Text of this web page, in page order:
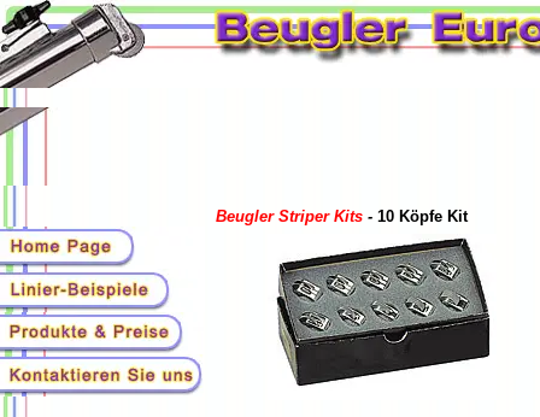
Beugler Striper Kits- 10 Köpfe Kit